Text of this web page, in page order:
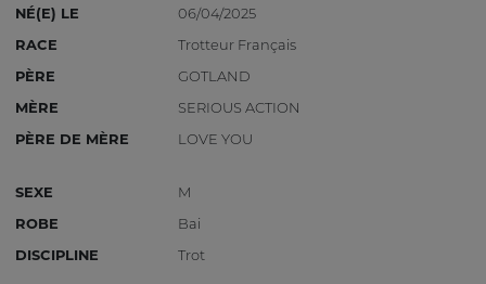
NÉ(E) LE
06/04/2025
RACE
Trotteur Français
PÈRE
GOTLAND
MÈRE
SERIOUS ACTION
PÈRE DE MÈRE
LOVE YOU
SEXE
M
ROBE
Bai
DISCIPLINE
Trot